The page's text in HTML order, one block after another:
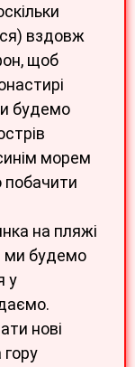
вздовж
щоб
будемо
морем
побачити
на пляжі
ми будемо
у
нові